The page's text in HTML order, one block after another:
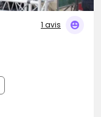
1 avis